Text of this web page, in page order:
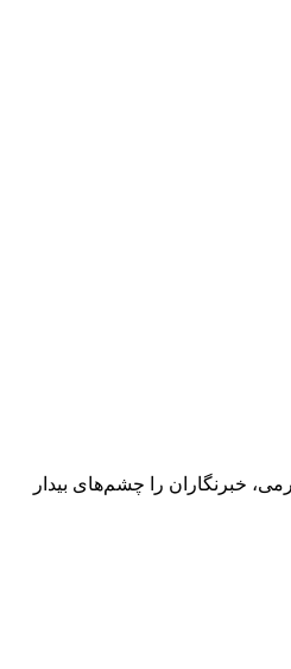
خاطره شهید محمود صارمی، خبرنگاران را چشم‌های بیدار